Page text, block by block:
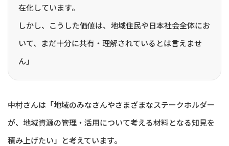
在化しています。
しかし、こうした価値は、地域住民や日本社会全体にお
いて、まだ十分に共有・理解されているとは言えませ
ん」
中村さんは「地域のみなさんやさまざまなステークホルダー
が、地域資源の管理・活用について考える材料となる知見を
積み上げたい」と考えています。